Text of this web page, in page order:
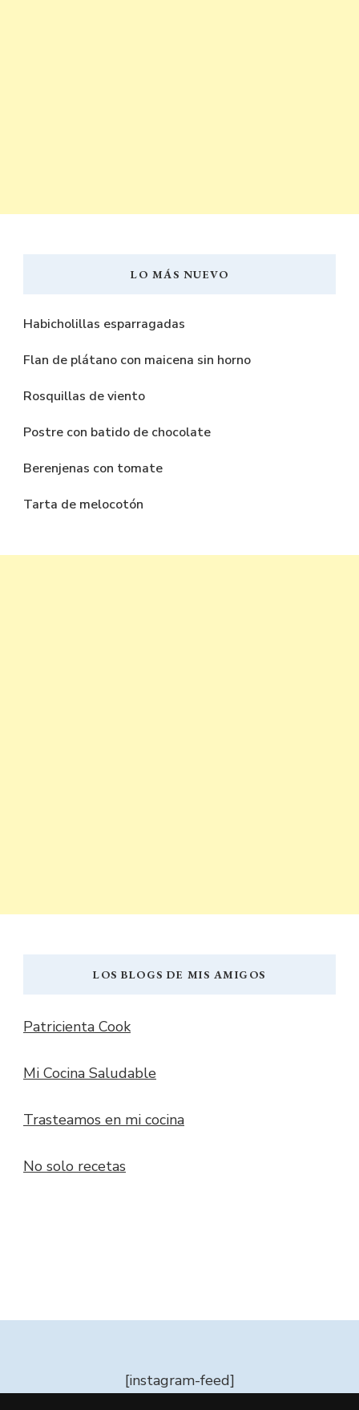
LO MÁS NUEVO
Habicholillas esparragadas
Flan de plátano con maicena sin horno
Rosquillas de viento
Postre con batido de chocolate
Berenjenas con tomate
Tarta de melocotón
LOS BLOGS DE MIS AMIGOS
Patricienta Cook
Mi Cocina Saludable
Trasteamos en mi cocina
No solo recetas
[instagram-feed]